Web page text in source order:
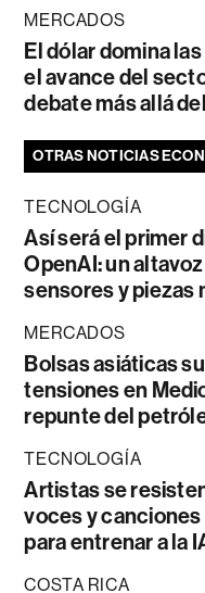
MERCADOS
El dólar domina
el avance del
debate más allá
OTRAS NOTICIAS
TECNOLOGÍA
Así será el primer
OpenAI: un
sensores y piezas
MERCADOS
Bolsas asiáticas
tensiones en
repunte del
TECNOLOGÍA
Artistas se
voces y canciones
para entrenar a la
COSTA RICA